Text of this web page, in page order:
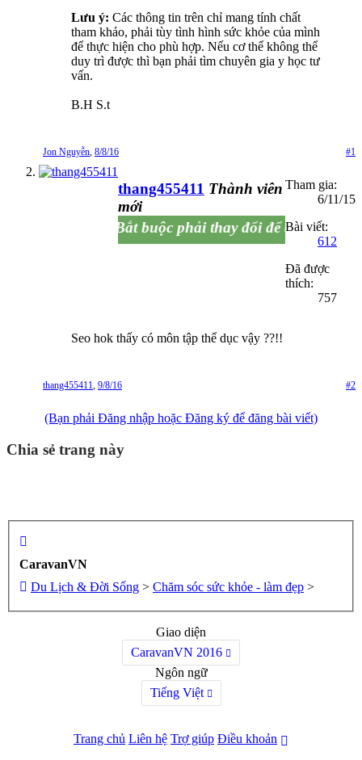
Lưu ý: Các thông tin trên chỉ mang tính chất
tham khảo, phải tùy tình hình sức khỏe của mình
để thực hiện cho phù hợp. Nếu cơ thể không thể
duy trì được thì bạn phải tìm chuyên gia y học tư
vấn.
B.H S.t
#1
Jon Nguyễn 8/8/16
thang455411 Thành viên
mới
Bắt buộc phải thay đổi để đừng.... đổi
Tham gia:
6/11/15
Bài viết:
612
Đã được
thích:
757
Seo hok thấy có môn tập thể dục vậy ??!!
#2
thang455411 9/8/16
(Bạn phải Đăng nhập hoặc Đăng ký để đăng bài viết)
Chia sẻ trang này
CaravanVN
Du Lịch & Đời Sống > Chăm sóc sức khỏe - làm đẹp >
Giao diện
CaravanVN 2016
Ngôn ngữ
Tiếng Việt
Trang chủ Liên hệ Trợ giúp Điều khoản